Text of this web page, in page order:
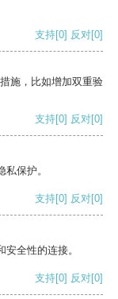
支持[0] 反对[0]
施，比如增加双重验
支持[0] 反对[0]
保护。
支持[0] 反对[0]
全性的连接。
支持[0] 反对[0]